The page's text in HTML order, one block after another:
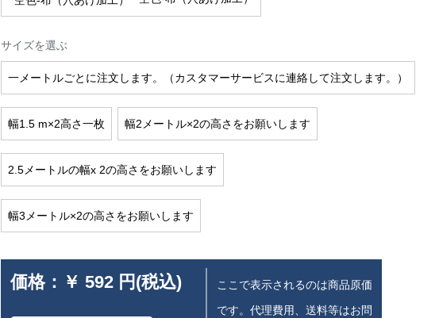
サイズを選ぶ
一メートルごとに注文します。（カスタマーサービスに連絡して注文します。）
幅1.5 m×2高さ一枚 幅2メートル×2の高さをお願いします
2.5メートルの幅x 2の高さをお願いします
幅3メートル×2の高さをお願いします
価格： ￥ 592 円(税込)
ここで表示されるのは商品原価
です。代理費用、送料等はお問